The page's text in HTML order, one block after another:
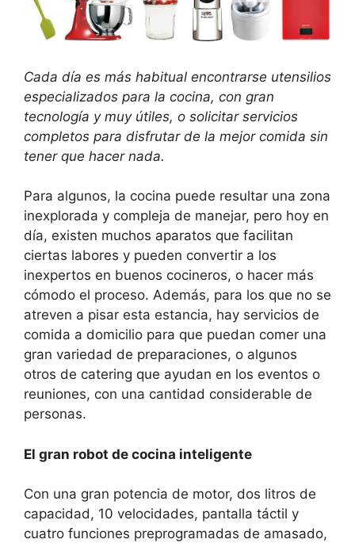
Cada día es más habitual encontrarse utensilios
especializados para la cocina, con gran
tecnología y muy útiles, o solicitar servicios
completos para disfrutar de la mejor comida sin
tener que hacer nada.
Para algunos, la cocina puede resultar una zona
inexplorada y compleja de manejar, pero hoy en
día, existen muchos aparatos que facilitan
ciertas labores y pueden convertir a los
inexpertos en buenos cocineros, o hacer más
cómodo el proceso. Además, para los que no se
atreven a pisar esta estancia, hay servicios de
comida a domicilio para que puedan comer una
gran variedad de preparaciones, o algunos
otros de catering que ayudan en los eventos o
reuniones, con una cantidad considerable de
personas.
El gran robot de cocina inteligente
Con una gran potencia de motor, dos litros de
capacidad, 10 velocidades, pantalla táctil y
cuatro funciones preprogramadas de amasado,